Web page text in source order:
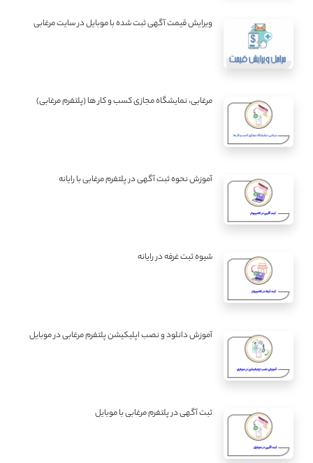
ویرایش قیمت آگهی ثبت شده با موبایل در سایت مرغابی
مرغابی، نمایشگاه مجازی کسب و کار ها (پلتفرم مرغابی)
آموزش نحوه ثبت آگهی در پلتفرم مرغابی با رایانه
شیوه ثبت غرفه در رایانه
آموزش دانلود و نصب اپلیکیشن پلتفرم مرغابی در موبایل
ثبت آگهی در پلتفرم مرغابی با موبایل